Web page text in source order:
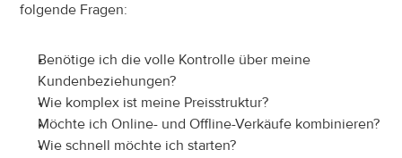
folgende Fragen:
Benötige ich die volle Kontrolle über meine
Kundenbeziehungen?
Wie komplex ist meine Preisstruktur?
Möchte ich Online- und Offline-Verkäufe kombinieren?
Wie schnell möchte ich starten?